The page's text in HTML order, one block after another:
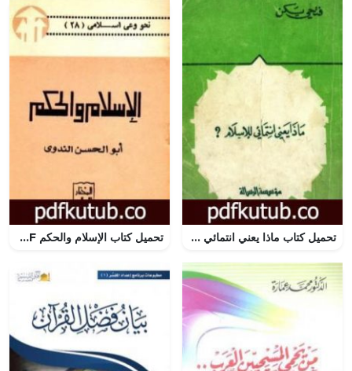
تحميل كتاب ماذا يعني انتمائي للإسلام؟ PDF تأليف فتحي يكن مجانا [كامل] تحميل كتاب الإسلام والحكم PDF تأليف أبو الحسن الندوي مجانا [كامل]